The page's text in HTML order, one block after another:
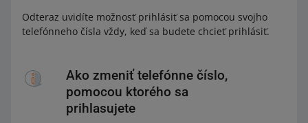
Odteraz uvidíte možnosť prihlásiť sa pomocou svojho
telefónneho čísla vždy, keď sa budete chcieť prihlásiť.
Ako zmeniť telefónne číslo,
pomocou ktorého sa
prihlasujete